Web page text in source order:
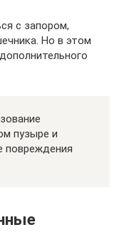
с запором,
Но в этом
пузыре и
повреждения